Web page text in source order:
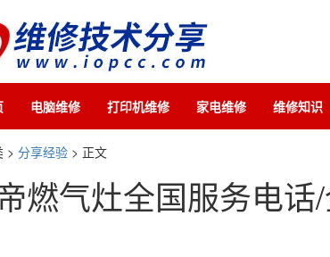
电脑维修 打印机维修 家电维修 维修知识
> 分享经验 > 正文
燃气灶全国服务电